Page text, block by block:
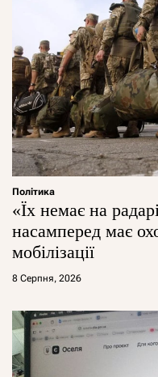
Політика
«Їх немає на
насамперед має
мобілізації
8 Серпня, 2026